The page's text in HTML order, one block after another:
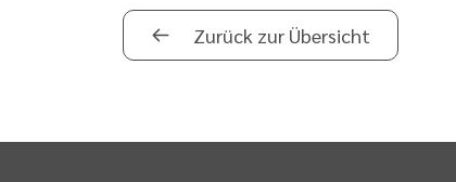
Zurück zur Übersicht